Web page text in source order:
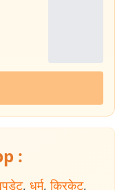
:
, धर्म, क्रिकेट,